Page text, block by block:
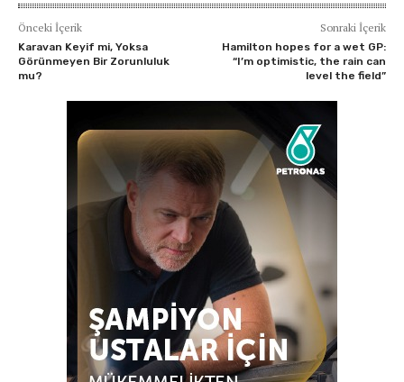
Önceki İçerik
Karavan Keyif mi, Yoksa
Görünmeyen Bir Zorunluluk
mu?
Sonraki İçerik
Hamilton hopes for a wet GP:
“I’m optimistic, the rain can
level the field”